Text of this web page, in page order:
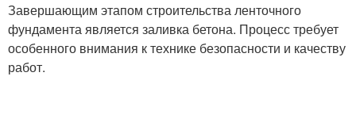
Завершающим этапом строительства ленточного
фундамента является заливка бетона. Процесс требует
особенного внимания к технике безопасности и качеству
работ.